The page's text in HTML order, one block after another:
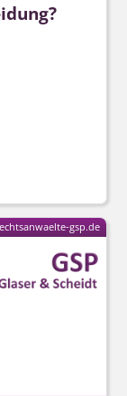
gsp.de